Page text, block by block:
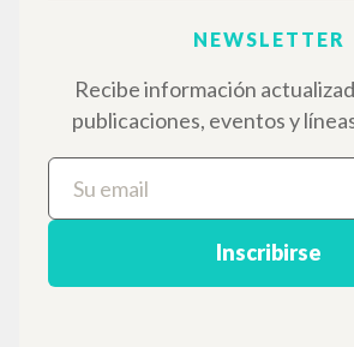
NEWSLETTER
Recibe información